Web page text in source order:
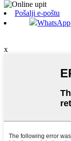
Pošalji e-poštu
WhatsApp
x